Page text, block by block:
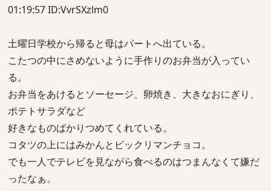
01:19:57 ID:VvrSXzlm0
土曜日学校から帰ると母はパートへ出ている。
こたつの中にさめないように手作りのお弁当が入ってい
る。
お弁当をあけるとソーセージ、卵焼き、大きなおにぎり、
ポテトサラダなど
好きなものばかりつめてくれている。
コタツの上にはみかんとビックリマンチョコ。
でも一人でテレビを見ながら食べるのはつまんなくて嫌だ
ったなぁ。